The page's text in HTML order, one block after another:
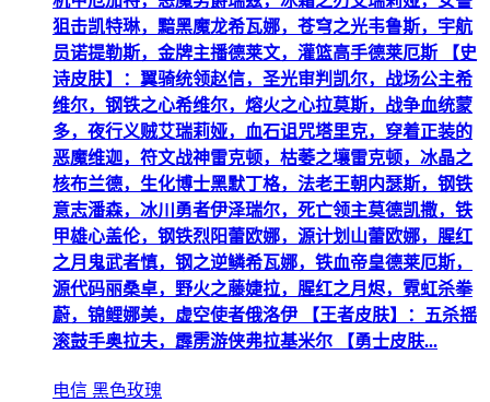
狙击凯特琳，黯黑魔龙希瓦娜，苍穹之光韦鲁斯，宇航
员诺提勒斯，金牌主播德莱文，灌篮高手德莱厄斯 【史
诗皮肤】：翼骑统领赵信，圣光审判凯尔，战场公主希
维尔，钢铁之心希维尔，熔火之心拉莫斯，战争血统蒙
多，夜行义贼艾瑞莉娅，血石诅咒塔里克，穿着正装的
恶魔维迦，符文战神雷克顿，枯萎之壤雷克顿，冰晶之
核布兰德，生化博士黑默丁格，法老王朝内瑟斯，钢铁
意志潘森，冰川勇者伊泽瑞尔，死亡领主莫德凯撒，铁
甲雄心盖伦，钢铁烈阳蕾欧娜，源计划山蕾欧娜，腥红
之月鬼武者慎，钢之逆鳞希瓦娜，铁血帝皇德莱厄斯，
源代码丽桑卓，野火之藤婕拉，腥红之月烬，霓虹杀拳
蔚，锦鲤娜美，虚空使者俄洛伊 【王者皮肤】：五杀摇
滚鼓手奥拉夫，霹雳游侠弗拉基米尔 【勇士皮肤...
电信 黑色玫瑰